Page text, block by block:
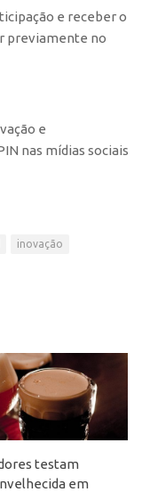
e receber o
previamente no
e
nas mídias sociais
inovação
testam
em